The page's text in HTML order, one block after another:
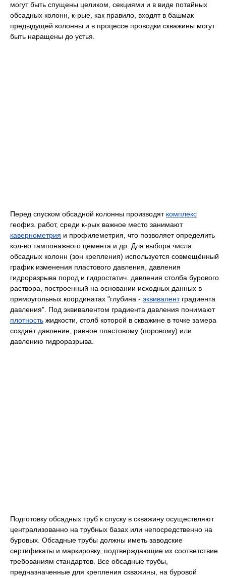
могут быть спущены целиком, секциями и в виде потайных
обсадных колонн, к-рые, как правило, входят в башмак
предыдущей колонны и в процессе проводки скважины могут
быть наращены до устья.
Перед спуском обсадной колонны производят комплекс
геофиз. работ, среди к-рых важное место занимают
кавернометрия и профилеметрия, что позволяет определить
кол-во тампонажного цемента и др. Для выбора числа
обсадных колонн (зон крепления) используется совмещённый
график изменения пластового давления, давления
гидроразрыва пород и гидростатич. давления столба бурового
раствора, построенный на основании исходных данных в
прямоугольных координатах "глубина - эквивалентградиента
давления". Под эквивалентом градиента давления понимают
плотность жидкости, столб которой в скважине в точке замера
создаёт давление, равное пластовому (поровому) или
давлению гидроразрыва.
Подготовку обсадных труб к спуску в скважину осуществляют
централизованно на трубных базах или непосредственно на
буровых. Обсадные трубы должны иметь заводские
сертификаты и маркировку, подтверждающие их соответствие
требованиям стандартов. Bce обсадные трубы,
предназначенные для крепления скважины, на буровой